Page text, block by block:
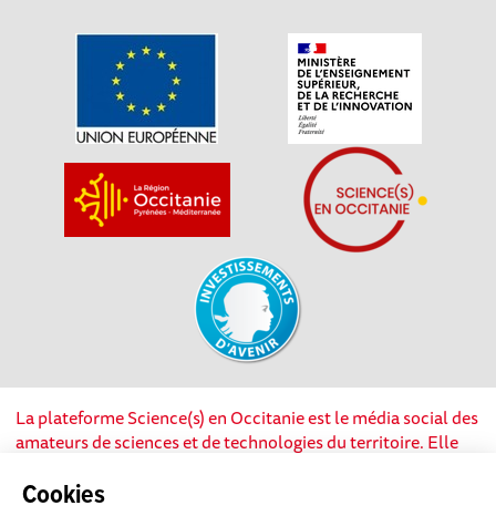
Cookies
La plateforme Science(s) en Occitanie est le média social des
amateurs de sciences et de technologies du territoire. Elle
soutien de nombreux acteurs locaux. Ce projet est cofinancé